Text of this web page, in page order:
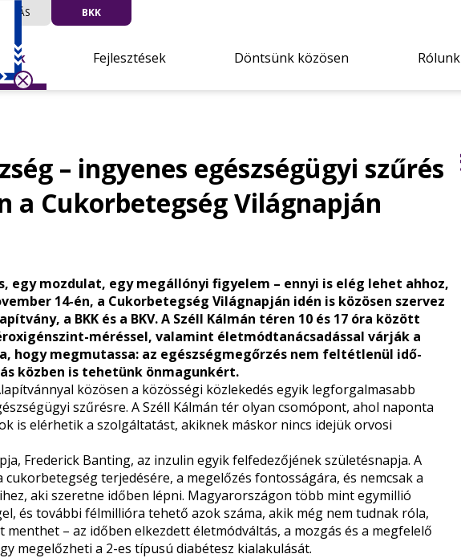
UTAZÁS BKK
Fejlesztések Döntsünk közösen Rólunk
– ingyenes egészségügyi szűrés
a Cukorbetegség Világnapján
egy mozdulat, egy megállónyi figyelem – ennyi is elég lehet ahhoz,
14-én, a Cukorbetegség Világnapján idén is közösen szervez
a BKK és a BKV. A Széll Kálmán téren 10 és 17 óra között
méréssel, valamint életmódtanácsadással várják a
hogy megmutassa: az egészségmegőrzés nem feltétlenül idő-
közben is tehetünk önmagunkért.
közösen a közösségi közlekedés egyik legforgalmasabb
szűrésre. A Széll Kálmán tér olyan csomópont, ahol naponta
is elérhetik a szolgáltatást, akiknek máskor nincs idejük orvosi
Frederick Banting, az inzulin egyik felfedezőjének születésnapja. A
terjedésére, a megelőzés fontosságára, és nemcsak a
aki szeretne időben lépni. Magyarországon több mint egymillió
és további félmillióra tehető azok száma, akik még nem tudnak róla,
– az időben elkezdett életmódváltás, a mozgás és a megfelelő
megelőzheti a 2-es típusú diabétesz kialakulását.